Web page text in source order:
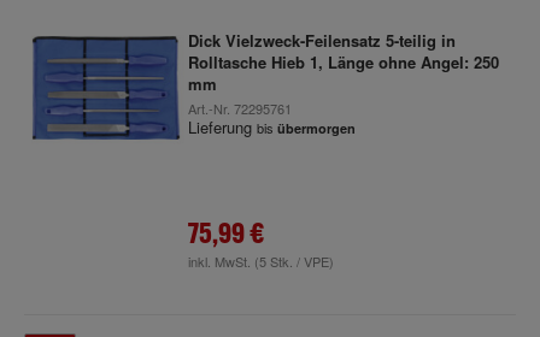
Dick Vielzweck-Feilensatz 5-teilig in
Rolltasche Hieb 1, Länge ohne Angel: 250
mm
Art.-Nr. 72295761
Lieferung bis übermorgen
75,99 €
inkl. MwSt. (5 Stk. / VPE)